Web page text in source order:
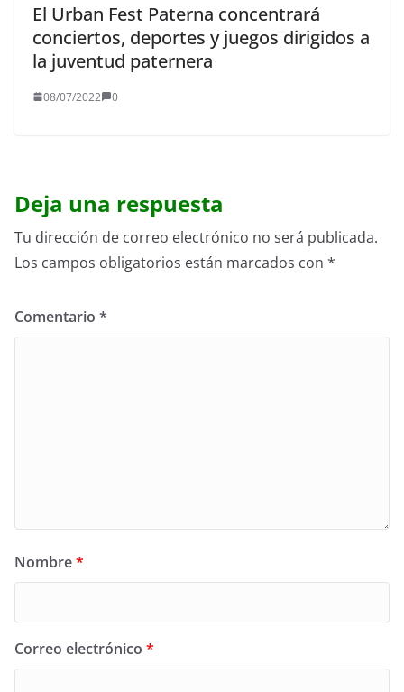
El Urban Fest Paterna concentrará
conciertos, deportes y juegos dirigidos a
la juventud paternera
08/07/2022 0
Deja una respuesta
Tu dirección de correo electrónico no será publicada.
Los campos obligatorios están marcados con *
Comentario *
Nombre*
Correo electrónico *